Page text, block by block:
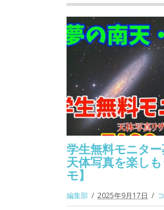
学生無料モニタ
天体写真を楽し
モ】
編集部 2025年9月17日